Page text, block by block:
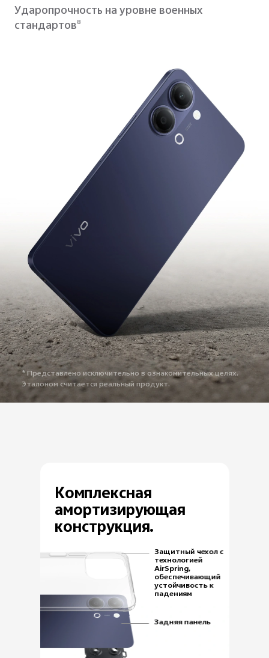
Ударопрочность на уровне военных
стандартов8
* Представлено исключительно в ознакомительных целях.
Эталоном считается реальный продукт.
Комплексная
амортизирующая
конструкция.
Защитный чехол с
технологией
AirSpring,
обеспечивающий
устойчивость к
падениям
Задняя панель